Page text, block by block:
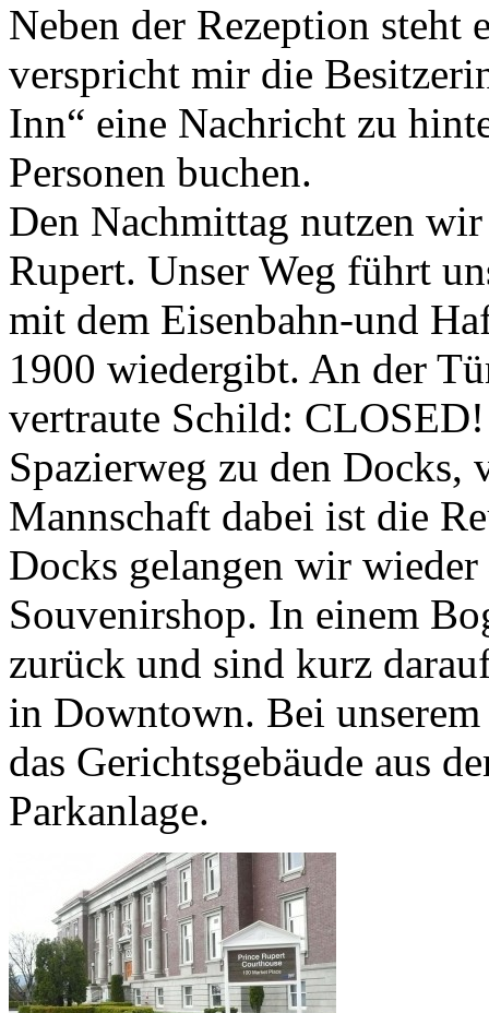
Neben der Rezeption steht
verspricht mir die
Inn“ eine Nachricht zu
Personen buchen.
Den Nachmittag nutzen
Rupert. Unser Weg führt
mit dem Eisenbahn-und
1900 wiedergibt. An der
vertraute Schild:
Spazierweg zu den
Mannschaft dabei ist die
Docks gelangen wir
Souvenirshop. In einem
zurück und sind kurz
in Downtown. Bei
das Gerichtsgebäude aus
Parkanlage.